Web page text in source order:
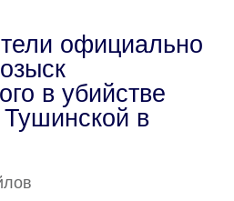
официально
в убийстве
в